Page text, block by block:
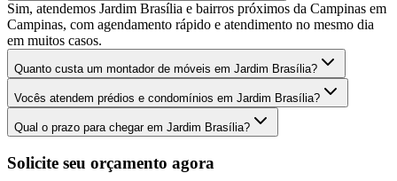
Sim, atendemos Jardim Brasília e bairros próximos da Campinas em
Campinas, com agendamento rápido e atendimento no mesmo dia
em muitos casos.
Quanto custa um montador de móveis em Jardim Brasília?
Vocês atendem prédios e condomínios em Jardim Brasília?
Qual o prazo para chegar em Jardim Brasília?
Solicite seu orçamento agora